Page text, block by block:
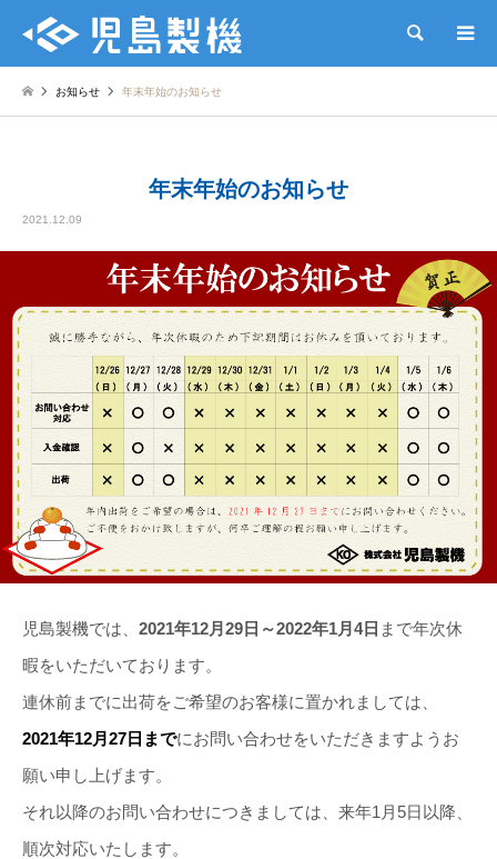
検索
お知らせ 年末年始のお知らせ
年末年始のお知らせ
2021.12.09
児島製機では、 2021年12月29日～2022年1月4日 まで年次休
暇をいただいております。
連休前までに出荷をご希望のお客様に置かれましては、
2021年12月27日までにお問い合わせをいただきますようお
願い申し上げます。
それ以降のお問い合わせにつきましては、来年1月5日以降、
順次対応いたします。